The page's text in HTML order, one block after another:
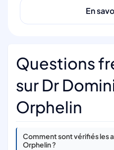
En
Questions
sur Dr
Orphelin
Comment sont vérifiés les
Orphelin ?